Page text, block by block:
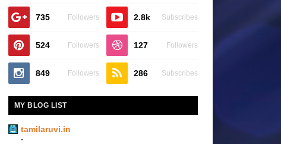
735 Followers 2.8k Subscribes
524 Followers 127 Followers
849 Followers 286 Subscribes
MY BLOG LIST
tamilaruvi.in
-